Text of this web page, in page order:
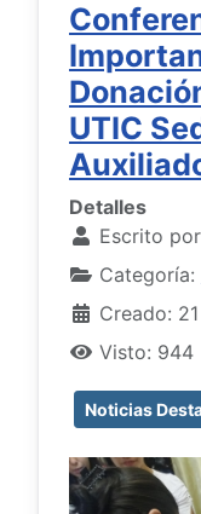
UTIC
Detalles
Escrito
Categoría:
Creado:
Visto: 944
Noticias